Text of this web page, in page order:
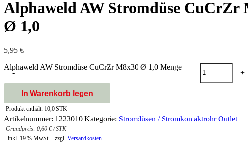
Alphaweld AW Stromdüse CuCrZr
Ø 1,0
5,95 €
-
Alphaweld AW Stromdüse CuCrZr M8x30 Ø 1,0 Menge
+
In Warenkorb legen
Produkt enthält: 10,0 STK
Artikelnummer: 1223010 Kategorie: Stromdüsen / Stromkontaktrohr Outlet
0,60 €/STK
inkl. 19 % MwSt.
zzgl. Versandkosten